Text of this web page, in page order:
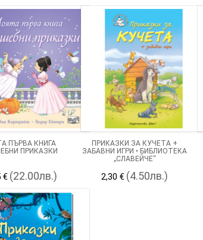
ПЪРВА КНИГА
ПРИКАЗКИ
€ (22.00лв.)
ПРИКАЗКИ ЗА КУЧЕТА +
ЗАБАВНИ ИГРИ • БИБЛИОТЕКА
„СЛАВЕЙЧЕ“
2,30 € (4.50лв.)